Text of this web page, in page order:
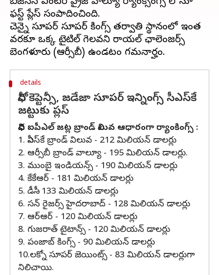
ఫస్ట్ ప్లేస్ సంపాదించింది.
చెన్నై సూపర్ సూపర్ కింగ్స్ తర్వాతి స్థానంలో ఇంత
వరకూ ఒక్క టైటిల్ గెలవని రాయల్ ఛాలెంజర్స్
details
ధోనీ కెప్టెన్సీ, జడేజా సూపర్ ఇన్నింగ్స్ సీఎస్‌కే
జట్టుకు ప్లస్
వివిధ ఐపీఎల్ జట్ల బ్రాండ్ విలువ ఆధారంగా ర్యాంకింగ్స్ :
1. సీఎస్‌కే బ్రాండ్ విలువ - 212 మిలియన్ డాలర్లు
2. ఆర్సీబీ బ్రాండ్ వాల్యూ - 195 మిలియన్ డాలర్లు.
3. ముంబై ఇండియన్స్ - 190 మిలియన్ డాలర్లు
4. కేకేఆర్ - 181 మిలియన్ డాలర్లు
5. డీసీ - 133 మిలియన్ డాలర్లు
6. సన్ రైజర్స్ హైదరాబాద్ - 128 మిలియన్ డాలర్లు
7. ఆర్ఆర్ - 120 మిలియన్ డాలర్లు
8. గుజరాత్ టైటాన్స్ - 120 మిలియన్ డాలర్లు
9. పంజాబ్ కింగ్స్ - 90 మిలియన్ డాలర్లు
10.లక్నో సూపర్ జెయింట్స్ - 83 మిలియన్ డాలర్లుగా
నిలిచాయి.